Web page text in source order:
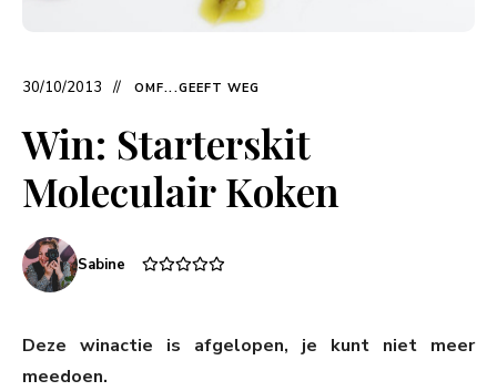
30/10/2013 OMF...GEEFT WEG
Win: Starterskit
Moleculair Koken
Sabine
Deze winactie is afgelopen, je kunt niet meer
meedoen.